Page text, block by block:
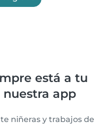
está a tu
app
niñeras y trabajos de